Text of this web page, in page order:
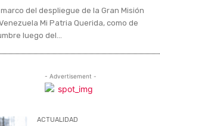
del despliegue de la Gran Misión
Mi Patria Querida, como de
luego del...
- Advertisement -
ACTUALIDAD